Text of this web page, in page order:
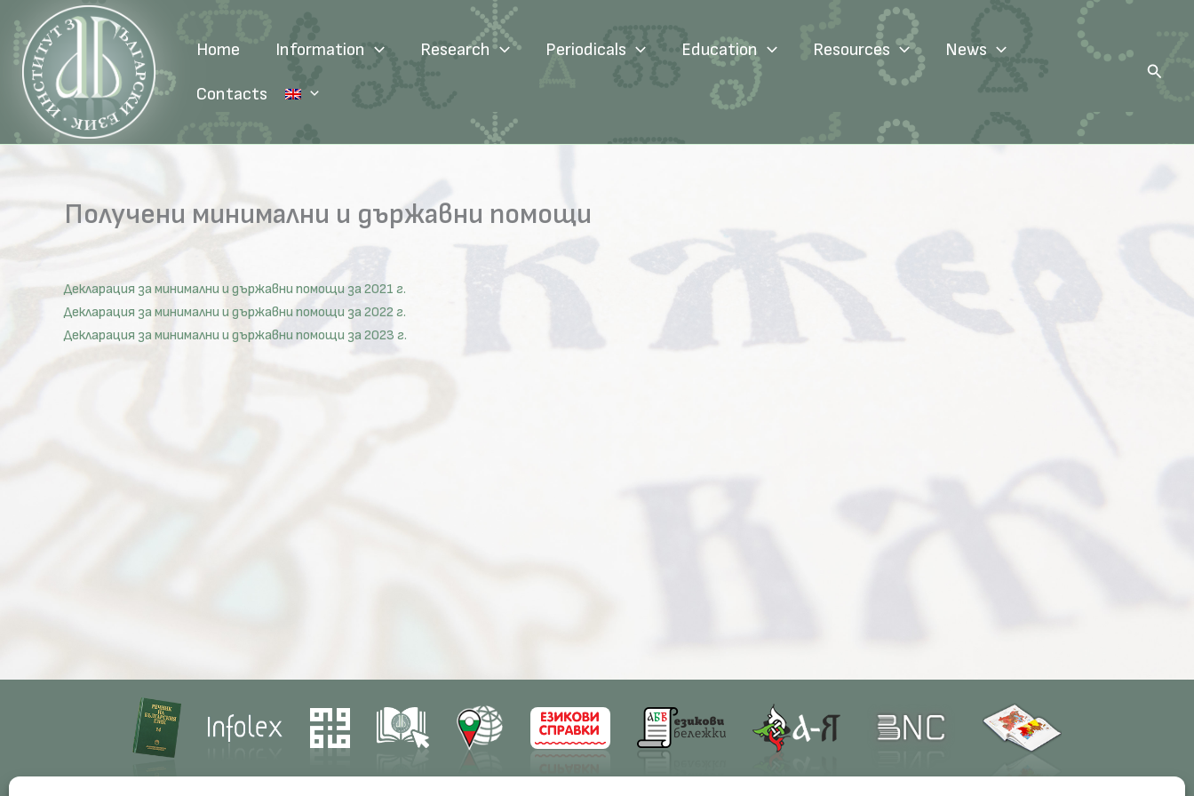
content
Home Information Research Periodicals Education Resources News
Contacts
Search
Получени минимални и държавни помощи
Декларация за минимални и държавни помощи за 2021 г.
Декларация за минимални и държавни помощи за 2022 г.
Декларация за минимални и държавни помощи за 2023 г.